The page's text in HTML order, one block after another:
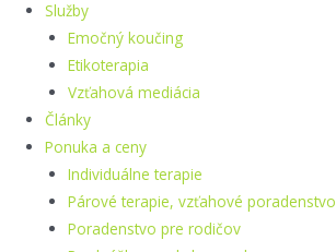
Služby
Emočný koučing
Etikoterapia
Vzťahová mediácia
Články
Ponuka a ceny
Individuálne terapie
Párové terapie, vzťahové poradenstvo
Poradenstvo pre rodičov